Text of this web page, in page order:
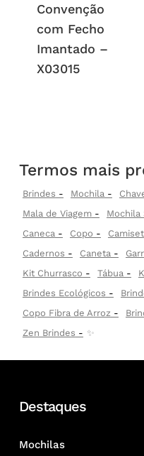
Convenção
com Fecho
Imantado –
X03015
Termos mais
Brindes Mochila
Mala de Viagem
Mochila
Caneca
Copo
Cadernos
Caneta
Kit Churrasco
Tábua
Brindes Ecológicos
Copo Fibra de Arroz
Zen Brindes
✨
Destaques
Mochilas